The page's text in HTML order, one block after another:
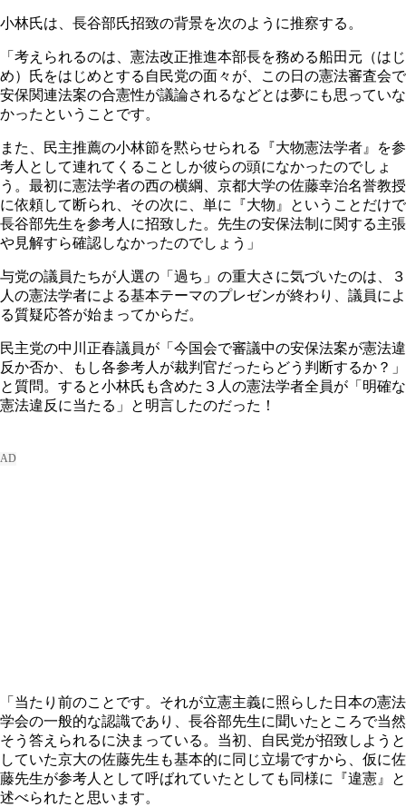
小林氏は、長谷部氏招致の背景を次のように推察する。
「考えられるのは、憲法改正推進本部長を務める船田元（はじ
め）氏をはじめとする自民党の面々が、この日の憲法審査会で
安保関連法案の合憲性が議論されるなどとは夢にも思っていな
かったということです。
また、民主推薦の小林節を黙らせられる『大物憲法学者』を参
考人として連れてくることしか彼らの頭になかったのでしょ
う。最初に憲法学者の西の横綱、京都大学の佐藤幸治名誉教授
に依頼して断られ、その次に、単に『大物』ということだけで
長谷部先生を参考人に招致した。先生の安保法制に関する主張
や見解すら確認しなかったのでしょう」
与党の議員たちが人選の「過ち」の重大さに気づいたのは、３
人の憲法学者による基本テーマのプレゼンが終わり、議員によ
る質疑応答が始まってからだ。
民主党の中川正春議員が「今国会で審議中の安保法案が憲法違
反か否か、もし各参考人が裁判官だったらどう判断するか？」
と質問。すると小林氏も含めた３人の憲法学者全員が「明確な
憲法違反に当たる」と明言したのだった！
「当たり前のことです。それが立憲主義に照らした日本の憲法
学会の一般的な認識であり、長谷部先生に聞いたところで当然
そう答えられるに決まっている。当初、自民党が招致しようと
していた京大の佐藤先生も基本的に同じ立場ですから、仮に佐
藤先生が参考人として呼ばれていたとしても同様に『違憲』と
述べられたと思います。